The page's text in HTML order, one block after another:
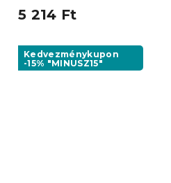
5 214 Ft
Kedvezménykupon
-15% "MINUSZ15"